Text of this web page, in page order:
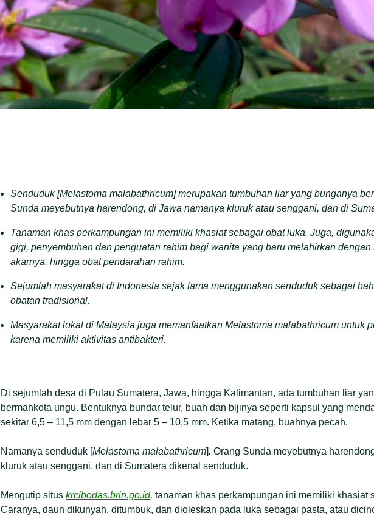
Senduduk [Melastoma malabathricum] merupakan tumbuhan liar yang bunganya ber
Sunda meyebutnya harendong, di Jawa namanya klurukatau senggani, dan di
Tanaman khas perkampungan ini memiliki khasiat sebagai obat luka. Juga,
gigi, penyembuhan dan penguatan rahim bagi wanita yang baru melahirkan
akarnya, hingga obat pendarahan rahim.
Sejumlah masyarakat di Indonesia sejak lama menggunakan senduduksebagai
obatan tradisional.
Masyarakat lokal di Malaysia juga memanfaatkan Melastoma malabathricum untuk
karena memiliki aktivitas antibakteri.
Di sejumlah desa di Pulau Sumatera, Jawa, hingga Kalimantan, ada tumbuhan liar
bermahkota ungu. Bentuknya bundar telur, buah dan bijinya seperti kapsul yang
sekitar 6,5 – 11,5 mm dengan lebar 5 – 10,5 mm. Ketika matang, buahnya pecah.
Namanya senduduk [Melastoma malabathricum]. Orang Sunda meyebutnya
kluruk atau senggani, dan di Sumatera dikenal senduduk.
Mengutip situs krcibodas.brin.go.id, tanaman khas perkampungan ini memiliki khasiat
Caranya, daun dikunyah, ditumbuk, dan dioleskan pada luka sebagai pasta, atau